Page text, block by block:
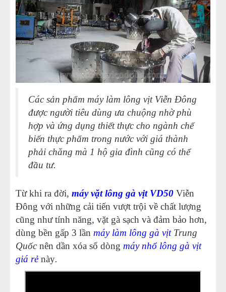
Các sản phẩm máy làm lông vịtViễn Đông
được người tiêu dùng ưa chuộng nhờ phù
hợp và ứng dụng thiết thực cho ngành chế
biến thực phẩm trong nước với giá thành
phải chăng mà 1 hộ gia đình cũng có thể
đầu tư.
Từ khi ra đời, máy vặt lông gà vịt VD50 Viễn
Đông với những cải tiến vượt trội về chất lượng
cũng như tính năng, vặt gà sạch và đảm bảo hơn,
dùng bền gấp 3 lần máy làm lông gà vịtTrung
Quốc nên dần xóa sổ dòng máy nhổ lông gà vịt
giá rẻ này.